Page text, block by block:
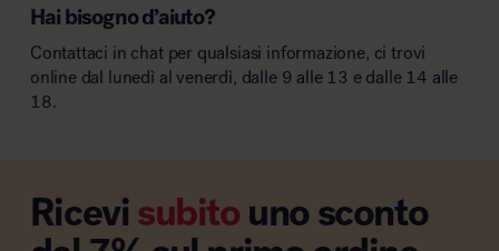
Hai bisogno d’aiuto?
Contattaci in chat per qualsiasi informazione, ci trovi
online dal lunedì al venerdì, dalle 9 alle 13 e dalle 14 alle
18.
Ricevisubitouno sconto